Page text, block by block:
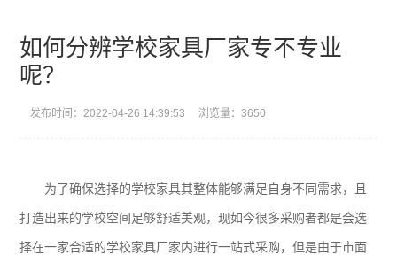
如何分辨学校家具厂家专不专业
呢？
发布时间：2022-04-26 14:39:53 浏览量：3650
为了确保选择的学校家具其整体能够满足自身不同需求，且
打造出来的学校空间足够舒适美观，现如今很多采购者都是会选
择在一家合适的学校家具厂家内进行一站式采购，但是由于市面